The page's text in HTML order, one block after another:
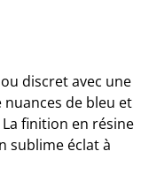
discret avec une
de bleu et
finition en résine
sublime éclat à